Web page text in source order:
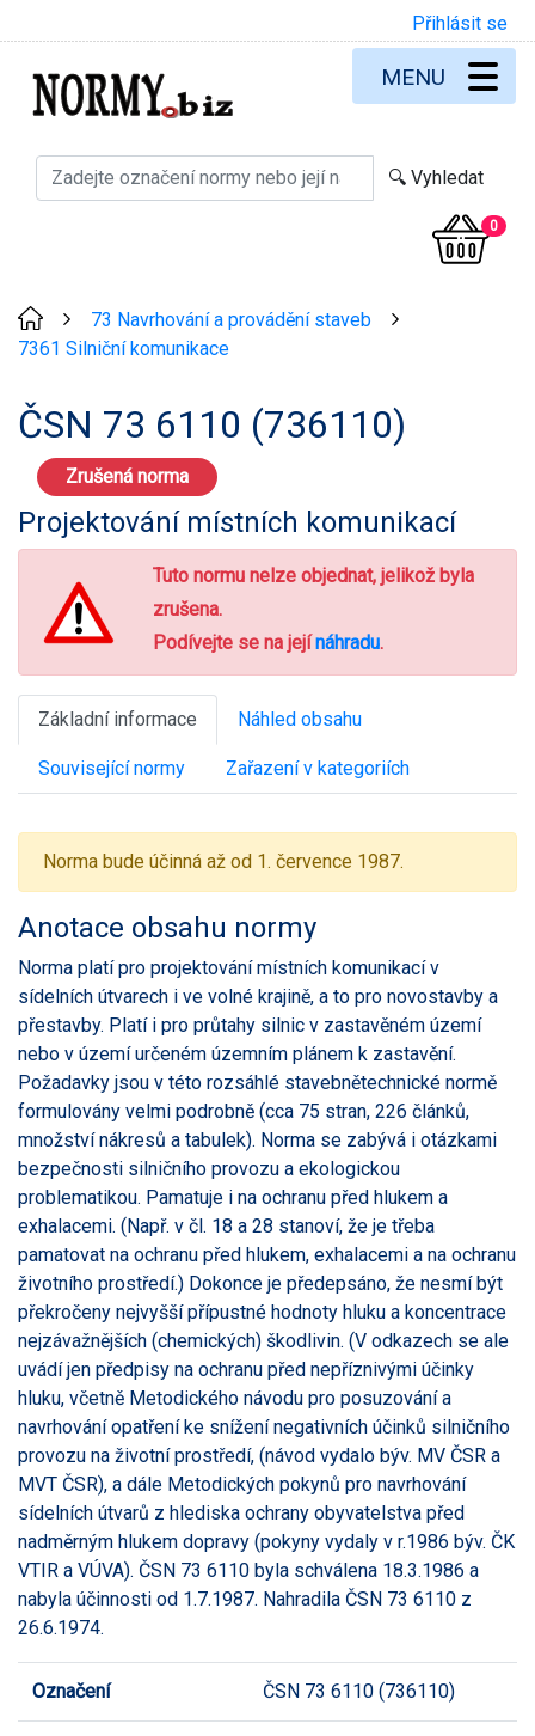
Přihlásit se
0
MENU
73 Navrhování a provádění staveb
7361 Silniční komunikace
ČSN 73 6110 (736110)
Zrušená norma
Projektování místních komunikací
Tuto normu nelze objednat, jelikož byla
zrušena.
Podívejte se na jejínáhradu.
Základní informace Náhled obsahu
Související normy Zařazení v kategoriích
Norma bude účinná až od 1. července 1987.
Anotace obsahu normy
Norma platí pro projektování místních komunikací v
sídelních útvarech i ve volné krajině, a to pro novostavby a
přestavby. Platí i pro průtahy silnic v zastavěném území
nebo v území určeném územním plánem k zastavění.
Požadavky jsou v této rozsáhlé stavebnětechnické normě
formulovány velmi podrobně (cca 75 stran, 226 článků,
množství nákresů a tabulek). Norma se zabývá i otázkami
bezpečnosti silničního provozu a ekologickou
problematikou. Pamatuje i na ochranu před hlukem a
exhalacemi. (Např. v čl. 18 a 28 stanoví, že je třeba
pamatovat na ochranu před hlukem, exhalacemi a na ochranu
životního prostředí.) Dokonce je předepsáno, že nesmí být
překročeny nejvyšší přípustné hodnoty hluku a koncentrace
nejzávažnějších (chemických) škodlivin. (V odkazech se ale
uvádí jen předpisy na ochranu před nepříznivými účinky
hluku, včetně Metodického návodu pro posuzování a
navrhování opatření ke snížení negativních účinků silničního
provozu na životní prostředí, (návod vydalo býv. MV ČSR a
MVT ČSR), a dále Metodických pokynů pro navrhování
sídelních útvarů z hlediska ochrany obyvatelstva před
nadměrným hlukem dopravy (pokyny vydaly v r.1986 býv. ČK
VTIR a VÚVA). ČSN 73 6110 byla schválena 18.3.1986 a
nabyla účinnosti od 1.7.1987. Nahradila ČSN 73 6110 z
26.6.1974.
Označení ČSN 73 6110 (736110)